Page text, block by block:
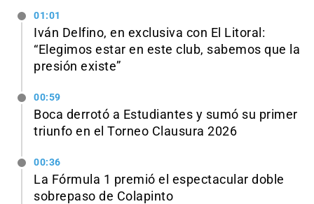
01:01
Iván Delfino, en exclusiva con El Litoral:
“Elegimos estar en este club, sabemos que la
presión existe”
00:59
Boca derrotó a Estudiantes y sumó su primer
triunfo en el Torneo Clausura 2026
00:36
La Fórmula 1 premió el espectacular doble
sobrepaso de Colapinto